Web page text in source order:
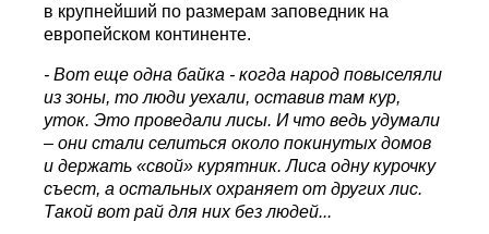
в крупнейший по размерам заповедник на
европейском континенте.
- Вот еще одна байка - когда народ повыселяли
из зоны, то люди уехали, оставив там кур,
уток. Это проведали лисы. И что ведь удумали
– они стали селиться около покинутых домов
и держать «свой» курятник. Лиса одну курочку
съест, а остальных охраняет от других лис.
Такой вот рай для них без людей...